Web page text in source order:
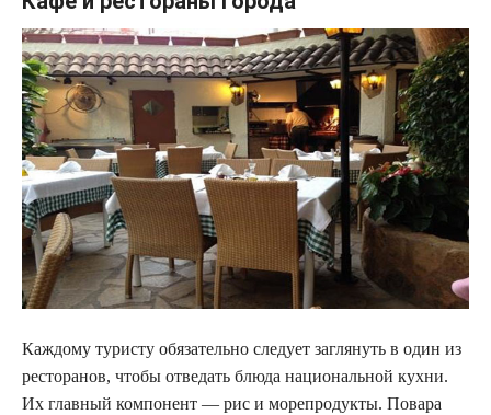
Каждому туристу обязательно следует заглянуть в один из
ресторанов, чтобы отведать блюда национальной кухни.
Их главный компонент — рис и морепродукты. Повара